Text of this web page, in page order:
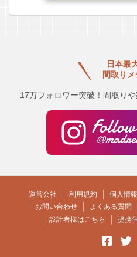
日本最
間取り
17万フォロワー突破！間取り
運営会社 利用規約 個人情
お問い合わせ
よくある質問
設計者様はこちら
提携